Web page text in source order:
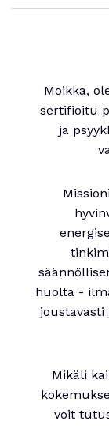
Moikka,
sertifioitu
ja
huolta -
joustavasti
Mikäli
voit